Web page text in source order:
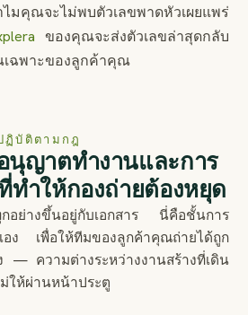
มคุณจะไม่พบตัวเลขพาดหัวเผยแพร่
ของคุณจะส่งตัวเลขล่าสุดกลับ
เฉพาะของลูกค้าคุณ
ฏิบัติตามกฎ
นุญาตทำงานและการ
ทำให้กองถ่ายต้องหยุด
กอย่างขึ้นอยู่กับเอกสาร นี่คือชั้นการ
อง เพื่อให้ทีมของลูกค้าคุณถ่ายได้ถูก
— ความต่างระหว่างงานสร้างที่เดิน
ให้ผ่านหน้าประตู